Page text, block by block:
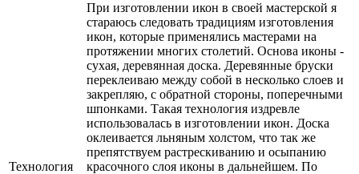
Технология
При изготовлении икон в своей мастерской я
стараюсь следовать традициям изготовления
икон, которые применялись мастерами на
протяжении многих столетий. Основа иконы -
сухая, деревянная доска. Деревянные бруски
переклеиваю между собой в несколько слоев и
закрепляю, с обратной стороны, поперечными
шпонками. Такая технология издревле
использовалась в изготовлении икон. Доска
оклеивается льняным холстом, что так же
препятствуем растрескиванию и осыпанию
красочного слоя иконы в дальнейшем. По